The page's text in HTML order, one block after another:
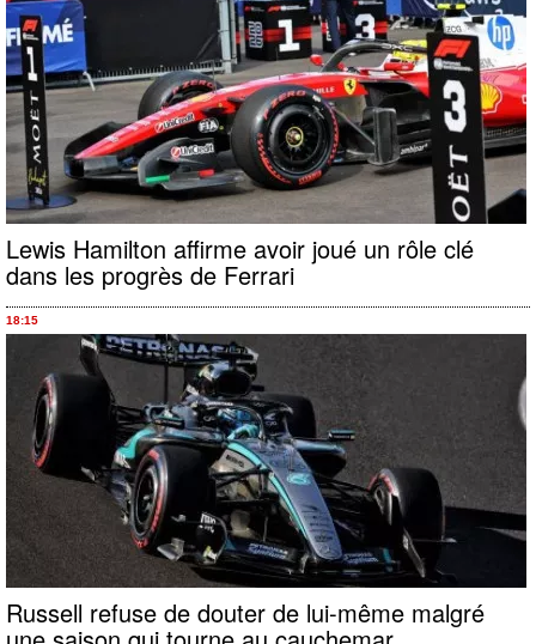
Lewis Hamilton affirme avoir joué un rôle clé
dans les progrès de Ferrari
18:15
Russell refuse de douter de lui-même malgré